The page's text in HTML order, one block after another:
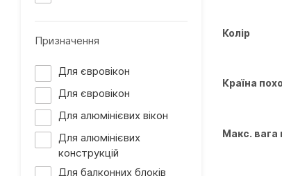
Призначення
Для євровікон
Для євровікон
Для алюмінієвих вікон
Для алюмінієвих
конструкцій
Для балконних блоків
Колір
Країна
Макс. вага